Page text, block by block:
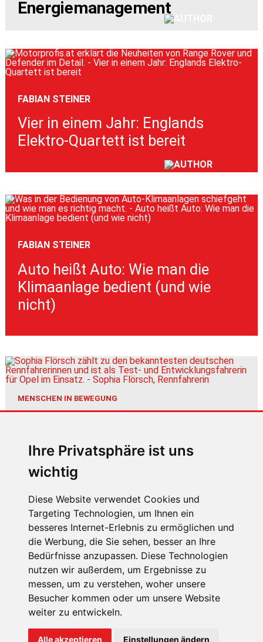
Ihre Privatsphäre ist uns
wichtig
Diese Website verwendet Cookies und
Targeting Technologien, um Ihnen ein
besseres Internet-Erlebnis zu ermöglichen und
die Werbung, die Sie sehen, besser an Ihre
Bedürfnisse anzupassen. Diese Technologien
nutzen wir außerdem, um Ergebnisse zu
messen, um zu verstehen, woher unsere
Besucher kommen oder um unsere Website
weiter zu entwickeln.
Alle akzeptieren Einstellungen ändern
Energiemanagement
FABIAN STEINER
Vier in einem Jahr: Englands
Elektro-Quartett ist bereit
FABIAN STEINER
Auto heißt Auto: Wie man die
Klimaanlage bedient (und wie
nicht)
MENSCHEN IN BEWEGUNG
Sophia Flörsch, Rennfahrerin
ÜBER UNS
KONTAKT
IMPRESSUM
RECHTLICHE HINWEISE
DATENSCHUTZ
COOKIE EINSTELLUNGEN